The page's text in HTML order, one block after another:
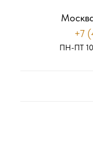
+7
ПН-ПТ